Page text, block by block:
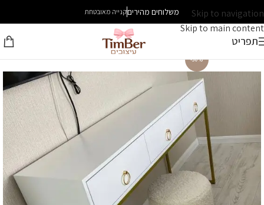
Skip to navigation
Skip to main content
משלוחים מהיריםקנייה מאובטחת
תפריט
-30%